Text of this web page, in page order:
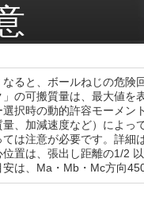
なると、ボールねじの危
」の可搬質量は、最大値
選択時の動的許容モーメン
量、加減速度など）によ
ては注意が必要です。詳細
位置は、張出し距離の1/2
安は、Ma・Mb・Mc方向